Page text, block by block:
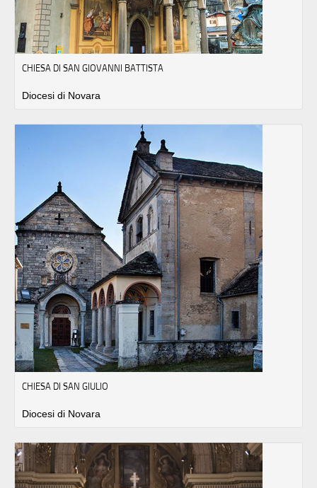
CHIESA DI SAN GIOVANNI BATTISTA
Diocesi di Novara
CHIESA DI SAN GIULIO
Diocesi di Novara